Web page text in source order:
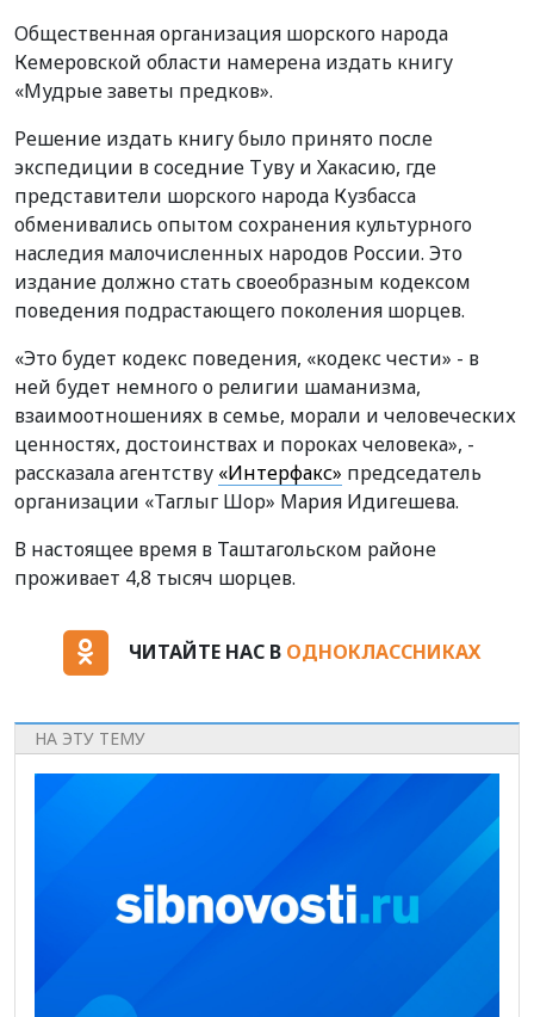
Общественная организация шорского народа
Кемеровской области намерена издать книгу
«Мудрые заветы предков».
Решение издать книгу было принято после
экспедиции в соседние Туву и Хакасию, где
представители шорского народа Кузбасса
обменивались опытом сохранения культурного
наследия малочисленных народов России. Это
издание должно стать своеобразным кодексом
поведения подрастающего поколения шорцев.
«Это будет кодекс поведения, «кодекс чести» - в
ней будет немного о религии шаманизма,
взаимоотношениях в семье, морали и человеческих
ценностях, достоинствах и пороках человека», -
рассказала агентству «Интерфакс» председатель
организации «Таглыг Шор» Мария Идигешева.
В настоящее время в Таштагольском районе
проживает 4,8 тысяч шорцев.
ЧИТАЙТЕ НАС В ОДНОКЛАССНИКАХ
НА ЭТУ ТЕМУ